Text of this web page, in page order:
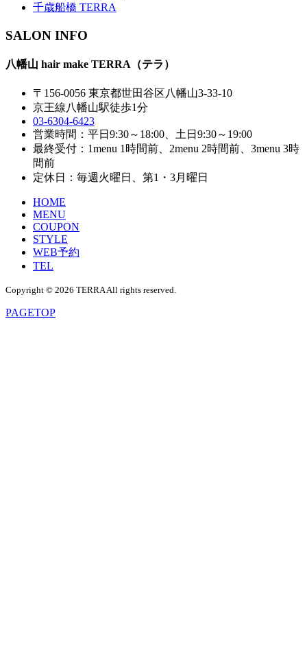
千歳船橋 TERRA
SALON INFO
八幡山 hair make TERRA（テラ）
〒156-0056 東京都世田谷区八幡山3-33-10
京王線八幡山駅徒歩1分
03-6304-6423
営業時間：平日9:30～18:00、土日9:30～19:00
最終受付：1menu 1時間前、2menu 2時間前、3menu 3時
間前
定休日：毎週火曜日、第1・3月曜日
HOME
MENU
COUPON
STYLE
WEB予約
TEL
Copyright © 2026 TERRA All rights reserved.
PAGETOP